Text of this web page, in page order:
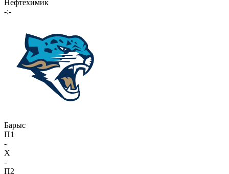
Нефтехимик
-:-
Барыс
П1
-
X
-
П2